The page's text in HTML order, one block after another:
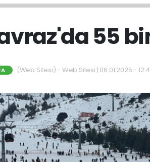
55
(Web Sitesi) - Web Sitesi | 06.01.2025 -